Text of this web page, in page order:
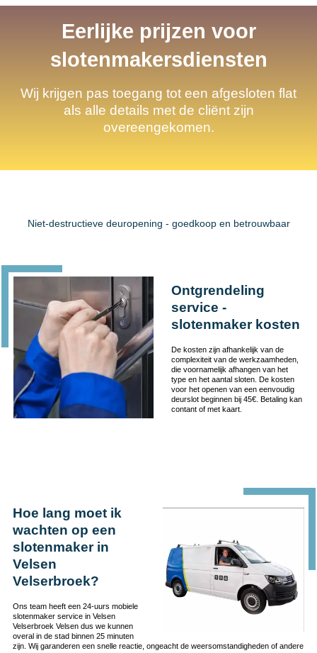
Eerlijke prijzen voor
slotenmakersdiensten
Wij krijgen pas toegang tot een afgesloten flat
als alle details met de cliënt zijn
overeengekomen.
Niet-destructieve deuropening - goedkoop en betrouwbaar
Ontgrendeling
service -
slotenmaker kosten
De kosten zijn afhankelijk van de
complexiteit van de werkzaamheden,
die voornamelijk afhangen van het
type en het aantal sloten. De kosten
voor het openen van een eenvoudig
deurslot beginnen bij 45€. Betaling kan
contant of met kaart.
Hoe lang moet ik
wachten op een
slotenmaker in
Velsen
Velserbroek?
Ons team heeft een 24-uurs mobiele
slotenmaker service in Velsen
Velserbroek Velsen dus we kunnen
overal in de stad binnen 25 minuten
zijn. Wij garanderen een snelle reactie, ongeacht de weersomstandigheden of andere